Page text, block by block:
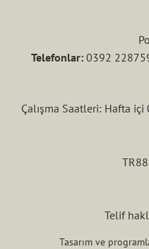
Telefonlar: 0392
Çalışma Saatleri: Hafta
Telif
Tasarım ve